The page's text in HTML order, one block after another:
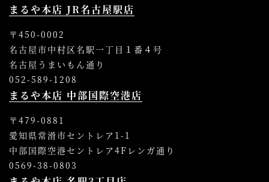
まるや本店 JR名古屋駅店
〒450-0002
名古屋市中村区名駅一丁目１番４号
名古屋うまいもん通り
052-589-1208
まるや本店 中部国際空港店
〒479-0881
愛知県常滑市セントレア1-1
中部国際空港セントレア4Fレンガ通り
0569-38-0803